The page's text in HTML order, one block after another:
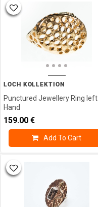
Bracelet
Chain
Earrings
Fussketten
Luck
Charm
Collection
Earrings
LOCH KOLLEKTION
Punctured Jewellery Ring left
Hand
159.00 €
Add To Cart